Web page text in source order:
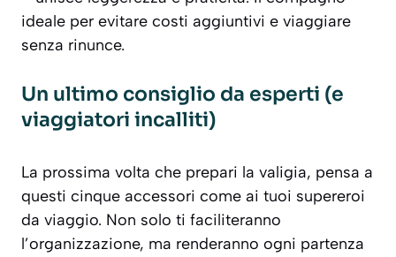
ideale per evitare costi aggiuntivi e viaggiare
senza rinunce.
Un ultimo consiglio da esperti (e
viaggiatori incalliti)
La prossima volta che prepari la valigia, pensa a
questi cinque accessori come ai tuoi supereroi
da viaggio. Non solo ti faciliteranno
l’organizzazione, ma renderanno ogni partenza